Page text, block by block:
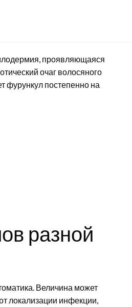
проявляющаяся
очаг волосяного
фурункул постепенно на
разной
Величина может
локализации инфекции,